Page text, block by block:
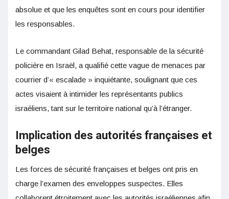
absolue et que les enquêtes sont en cours pour identifier
les responsables.
Le commandant Gilad Behat, responsable de la sécurité
policière en Israël, a qualifié cette vague de menaces par
courrier d’« escalade » inquiétante, soulignant que ces
actes visaient à intimider les représentants publics
israéliens, tant sur le territoire national qu’à l’étranger.
Implication des autorités françaises et
belges
Les forces de sécurité françaises et belges ont pris en
charge l’examen des enveloppes suspectes. Elles